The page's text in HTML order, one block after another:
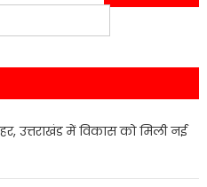
उत्तराखंड में विकास को मिली नई